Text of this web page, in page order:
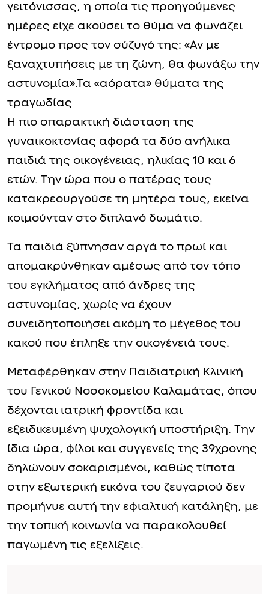
γειτόνισσας, η οποία τις προηγούμενες
ημέρες είχε ακούσει το θύμα να φωνάζει
έντρομο προς τον σύζυγό της: «Αν με
ξαναχτυπήσεις με τη ζώνη, θα φωνάξω την
αστυνομία».Τα «αόρατα» θύματα της
τραγωδίας
Η πιο σπαρακτική διάσταση της
γυναικοκτονίας αφορά τα δύο ανήλικα
παιδιά της οικογένειας, ηλικίας 10 και 6
ετών. Την ώρα που ο πατέρας τους
κατακρεουργούσε τη μητέρα τους, εκείνα
κοιμούνταν στο διπλανό δωμάτιο.
Τα παιδιά ξύπνησαν αργά το πρωί και
απομακρύνθηκαν αμέσως από τον τόπο
του εγκλήματος από άνδρες της
αστυνομίας, χωρίς να έχουν
συνειδητοποιήσει ακόμη το μέγεθος του
κακού που έπληξε την οικογένειά τους.
Μεταφέρθηκαν στην Παιδιατρική Κλινική
του Γενικού Νοσοκομείου Καλαμάτας, όπου
δέχονται ιατρική φροντίδα και
εξειδικευμένη ψυχολογική υποστήριξη. Την
ίδια ώρα, φίλοι και συγγενείς της 39χρονης
δηλώνουν σοκαρισμένοι, καθώς τίποτα
στην εξωτερική εικόνα του ζευγαριού δεν
προμήνυε αυτή την εφιαλτική κατάληξη, με
την τοπική κοινωνία να παρακολουθεί
παγωμένη τις εξελίξεις.